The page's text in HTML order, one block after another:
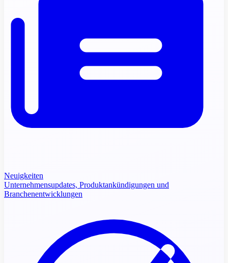
Neuigkeiten
Unternehmensupdates, Produktankündigungen und
Branchenentwicklungen